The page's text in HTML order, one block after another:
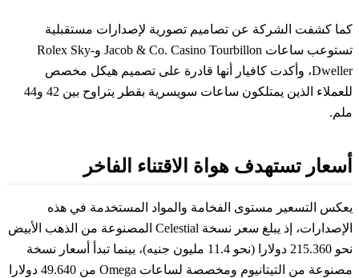
كما كشفت الشركة عن تصاميم تصورية لإصدارات مستقبلية
تستوعب ساعات Jacob & Co. Casino Tourbillon وRolex Sky-
Dweller، وأكدت كافيار أنها قادرة على تصميم هيكل مخصص
للعملاء الذين يمتلكون ساعات سويسرية بقطر يتراوح بين 42 و44
ملم.
أسعار تستهدف هواة الاقتناء الفاخر
يعكس التسعير مستوى الفخامة والمواد المستخدمة في هذه
الإصدارات، إذ يبلغ سعر نسخة Celestial المصنوعة من الذهب الأبيض
نحو 215.360 دولارا (نحو 11.4 مليون جنيه)، بينما تبدأ أسعار نسخة
مصنوعة من التيتانيوم ومخصصة لساعات Omega من 49.640 دولارا